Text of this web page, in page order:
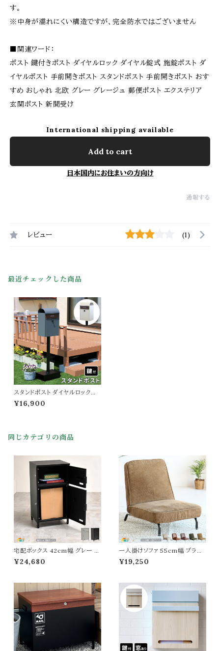
す。
※中身が濡れにくい構造ですが、完全防水ではございません
■関連ワード：
ポスト 鍵付きポスト ダイヤルロック ダイヤル錠式 施錠ポスト ダ
イヤルポスト 手前開きポスト スタンドポスト 手前開きポスト おす
すめ おしゃれ 北欧 グレー グレージュ 郵便ポスト エクステリア
玄関ポスト 新聞受け
International shipping available
Add to cart
日本国内にお住まいの方向け
通報する
レビュー (1)
最近チェックした商品
スタンドポスト ダイヤルロック式
36cm幅 郵便ポスト グレー グレ
ージュ 手前開き おすすめ おし
便受け ダイヤル鍵付きポスト ス
¥16,900
同じカテゴリの商品
宅配ボックス 42cm幅 グレー ブ
ラック 配達ボックス 宅急便受け
取りボックス 幅42cm 奥行36c
スト 郵便 郵便ポスト スリット窓
付き 確認窓付き 鍵付き プッシュ
キー 荷物受け取りボックス 大容
量 配達物受け取り
¥24,680
一人掛けソファ 55cm幅 ブラウ
ン ライトブラウン アイボリー カー
キ ファブリックソファ PVCレザー
高さ63cm 座面高22cm おすす
め おしゃれ 北欧 モダン スタイリ
ッシュ 脚付き座椅子 一人用ソフ
ァ 1人用 ソファ
¥19,250